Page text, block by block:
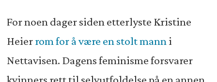
For noen dager siden etterlyste Kristine
Heierrom for å være en stolt manni
Nettavisen. Dagens feminisme forsvarer